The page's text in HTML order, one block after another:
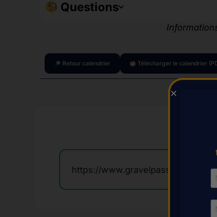
Questions
Retour calendrier Télécharger le calendrier
https://www.gravelpassion.fr/